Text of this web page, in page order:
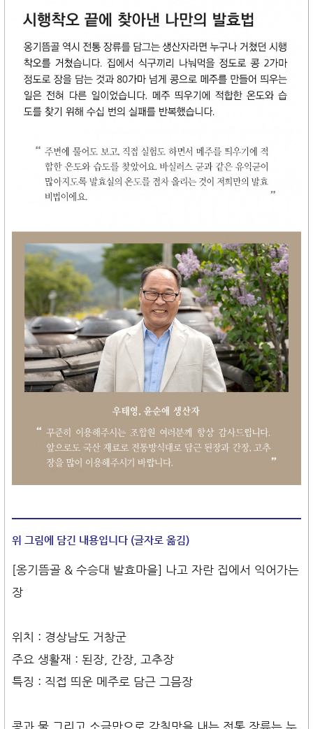
위 그림에 담긴 내용입니다 (글자로 옮김)
[옹기뜸골 & 수승대 발효마을] 나고 자란 집에서 익어가는
장
위치 : 경상남도 거창군
주요 생활재 : 된장, 간장, 고추장
특징 : 직접 띄운 메주로 담근 그믐장
콩과 물 그리고 소금만으로 감칠맛을 내는 전통 장류는 누